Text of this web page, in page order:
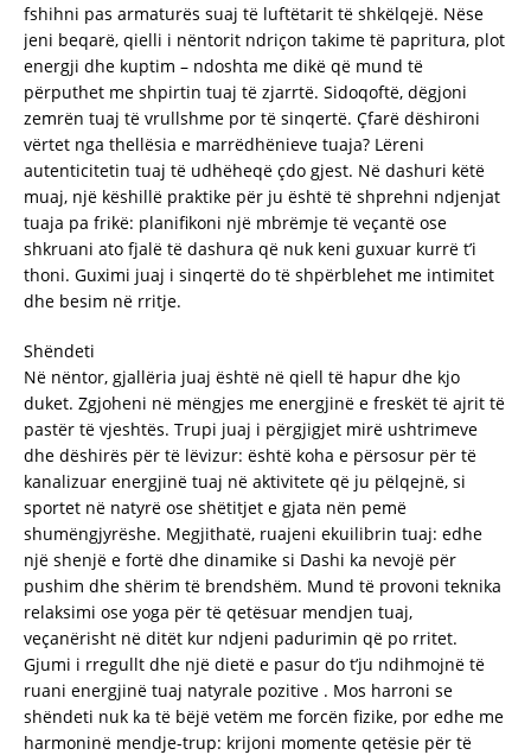
fshihni pas armaturës suaj të luftëtarit të shkëlqejë. Nëse
jeni beqarë, qielli i nëntorit ndriçon takime të papritura, plot
energji dhe kuptim – ndoshta me dikë që mund të
përputhet me shpirtin tuaj të zjarrtë. Sidoqoftë, dëgjoni
zemrën tuaj të vrullshme por të sinqertë. Çfarë dëshironi
vërtet nga thellësia e marrëdhënieve tuaja? Lëreni
autenticitetin tuaj të udhëheqë çdo gjest. Në dashuri këtë
muaj, një këshillë praktike për ju është të shprehni ndjenjat
tuaja pa frikë: planifikoni një mbrëmje të veçantë ose
shkruani ato fjalë të dashura që nuk keni guxuar kurrë t’i
thoni. Guximi juaj i sinqertë do të shpërblehet me intimitet
dhe besim në rritje.
Shëndeti
Në nëntor, gjallëria juaj është në qiell të hapur dhe kjo
duket. Zgjoheni në mëngjes me energjinë e freskët të ajrit të
pastër të vjeshtës. Trupi juaj i përgjigjet mirë ushtrimeve
dhe dëshirës për të lëvizur: është koha e përsosur për të
kanalizuar energjinë tuaj në aktivitete që ju pëlqejnë, si
sportet në natyrë ose shëtitjet e gjata nën pemë
shumëngjyrëshe. Megjithatë, ruajeni ekuilibrin tuaj: edhe
një shenjë e fortë dhe dinamike si Dashi ka nevojë për
pushim dhe shërim të brendshëm. Mund të provoni teknika
relaksimi ose yoga për të qetësuar mendjen tuaj,
veçanërisht në ditët kur ndjeni padurimin që po rritet.
Gjumi i rregullt dhe një dietë e pasur do t’ju ndihmojnë të
ruani energjinë tuaj natyrale pozitive . Mos harroni se
shëndeti nuk ka të bëjë vetëm me forcën fizike, por edhe me
harmoninë mendje-trup: krijoni momente qetësie për të